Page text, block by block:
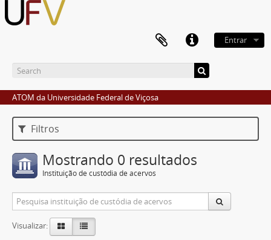
Entrar
ATOM da Universidade Federal de Viçosa
Filtros
Mostrando 0 resultados
Instituição de custódia de acervos
Visualizar: